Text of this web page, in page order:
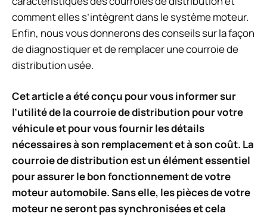
comment elles s’intègrent dans le système moteur.
Enfin, nous vous donnerons des conseils sur la façon
de diagnostiquer et de remplacer une courroie de
distribution usée.
Cet article a été conçu pour vous informer sur
l’utilité de la courroie de distribution pour votre
véhicule et pour vous fournir les détails
nécessaires à son remplacement et à son coût. La
courroie de distribution est un élément essentiel
pour assurer le bon fonctionnement de votre
moteur automobile. Sans elle, les pièces de votre
moteur ne seront pas synchronisées et cela